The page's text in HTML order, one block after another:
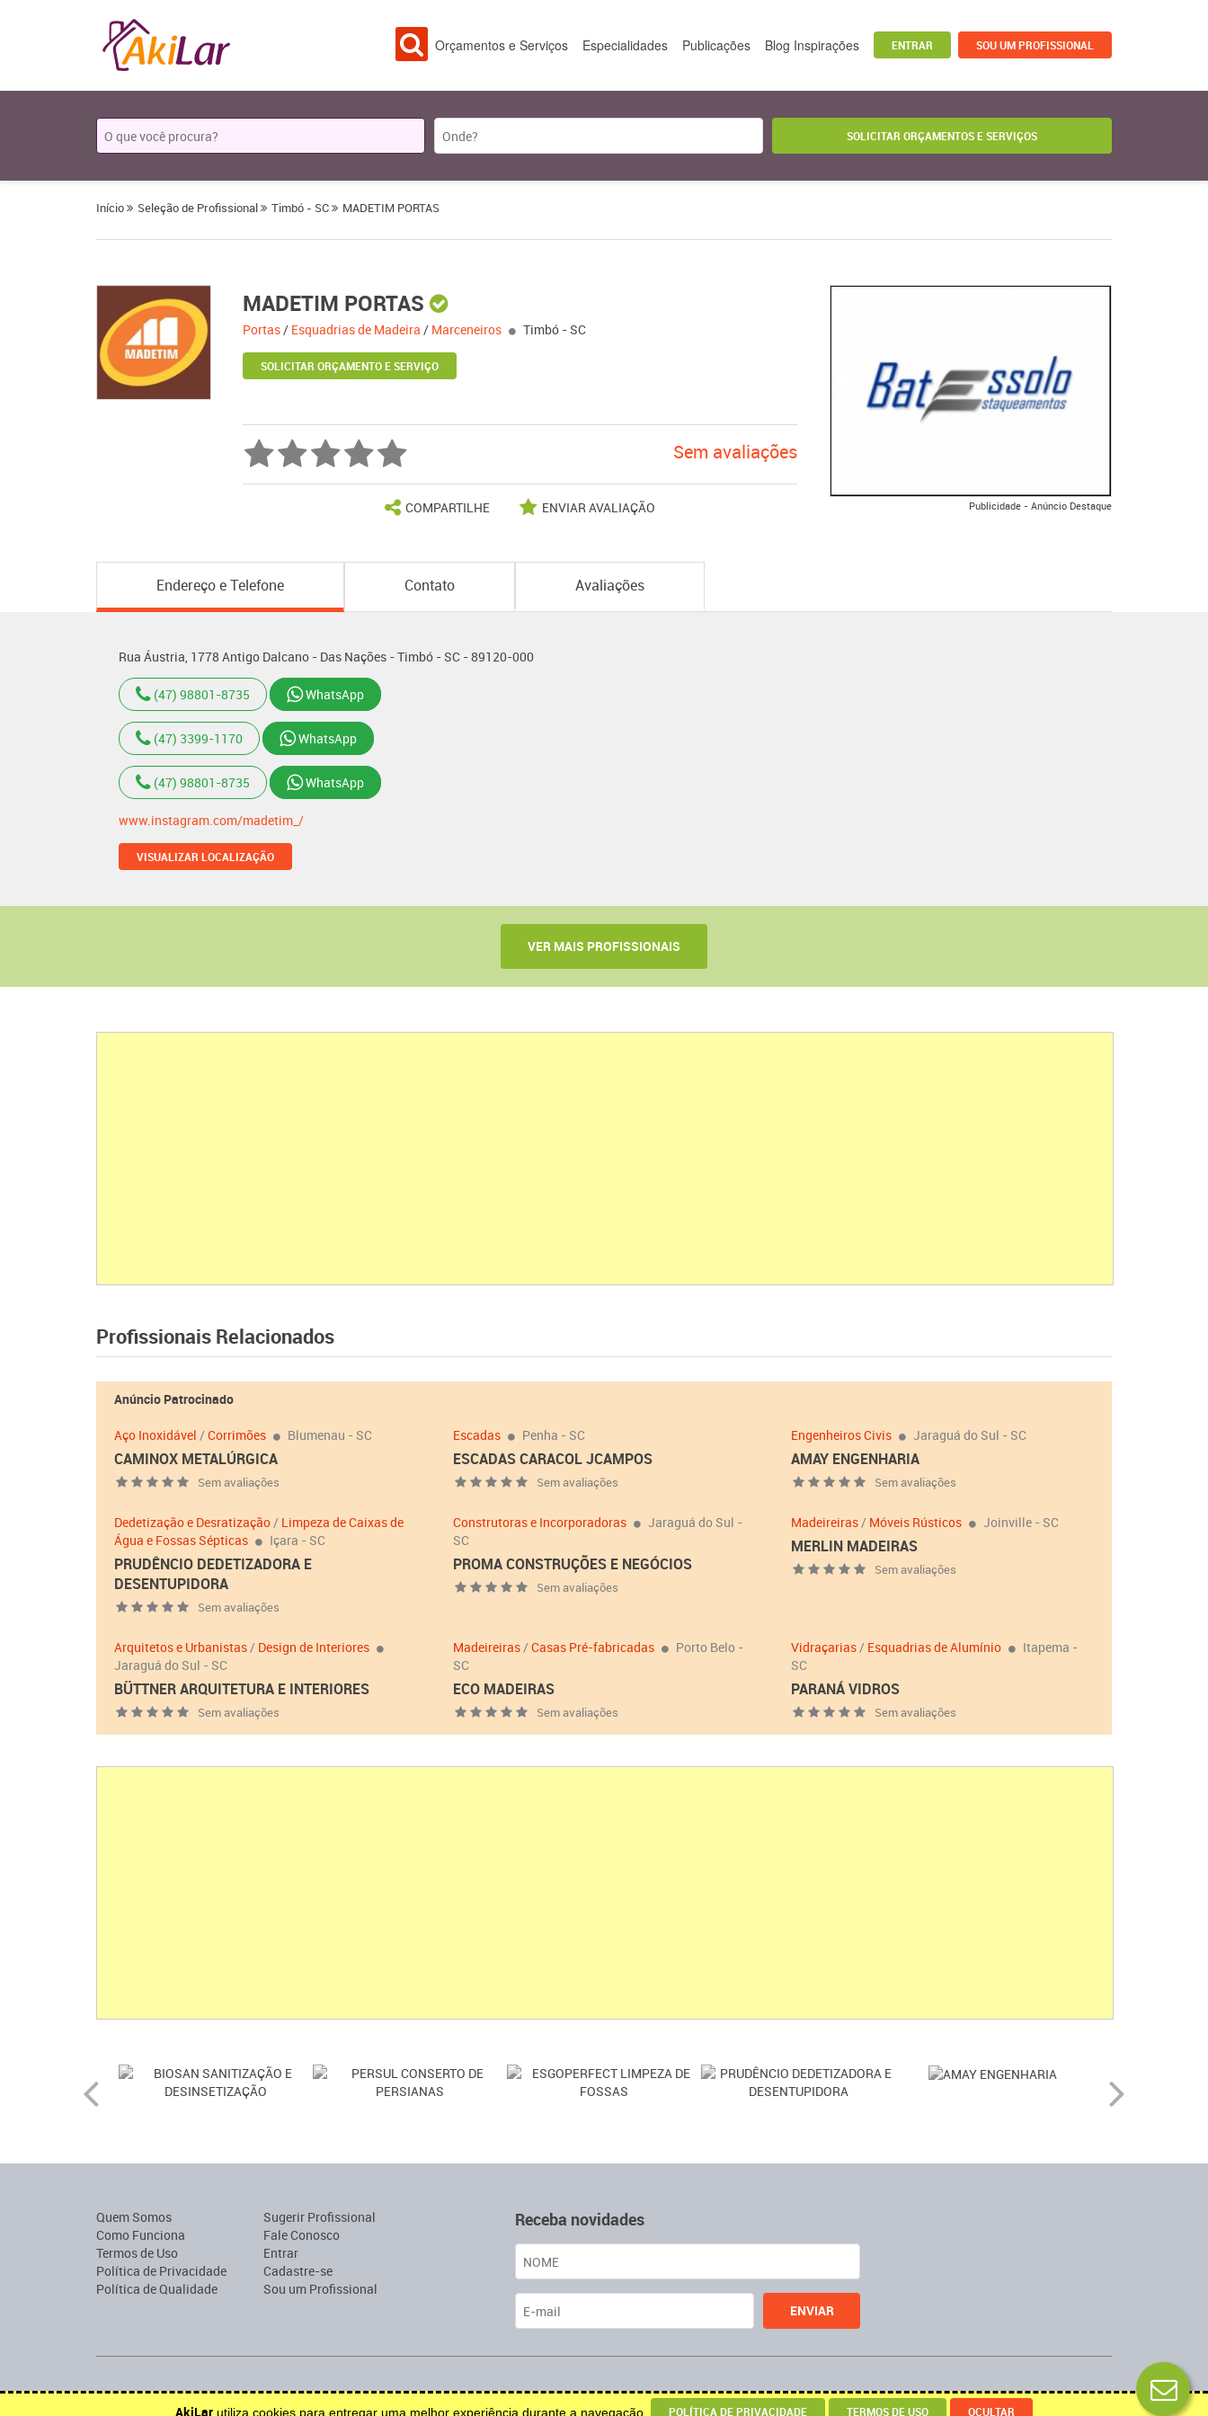
ENTRAR SOU UM PROFISSIONAL
Orçamentos e Serviços Especialidades Publicações Blog Inspirações
Início Seleção de Profissional Timbó - SC MADETIM PORTAS
MADETIM PORTAS
Portas/ Esquadrias de Madeira / Marceneiros Timbó - SC
SOLICITAR ORÇAMENTO E SERVIÇO
Sem avaliações
COMPARTILHE ENVIAR AVALIAÇÃO Publicidade - Anúncio Destaque
Endereço e Telefone Contato Avaliações
Rua Áustria, 1778 Antigo Dalcano - Das Nações - Timbó - SC - 89120-000
(47) 98801-8735 WhatsApp
(47) 3399-1170 WhatsApp
(47) 98801-8735 WhatsApp
www.instagram.com/madetim_/
VISUALIZAR LOCALIZAÇÃO
VER MAIS PROFISSIONAIS
Profissionais Relacionados
Anúncio Patrocinado
Aço Inoxidável /Corrimões Blumenau - SC
CAMINOX METALÚRGICA
Sem avaliações
Escadas Penha - SC
ESCADAS CARACOL JCAMPOS
Sem avaliações
Engenheiros Civis Jaraguá do Sul - SC
AMAY ENGENHARIA
Sem avaliações
Dedetização e Desratização/ Limpeza de Caixas de
Água e Fossas Sépticas
Içara - SC
PRUDÊNCIO DEDETIZADORA E
DESENTUPIDORA
Sem avaliações
Construtoras e Incorporadoras
Jaraguá do Sul -
SC
PROMA CONSTRUÇÕES E NEGÓCIOS
Sem avaliações
Madeireiras/ Móveis Rústicos Joinville - SC
MERLIN MADEIRAS
Sem avaliações
Arquitetos e Urbanistas/ Design de Interiores
Jaraguá do Sul - SC
BÜTTNER ARQUITETURA E INTERIORES
Sem avaliações
Madeireiras/Casas Pré-fabricadas
Porto Belo -
SC
ECO MADEIRAS
Sem avaliações
Vidraçarias/ Esquadrias de Alumínio
Itapema -
SC
PARANÁ VIDROS
Sem avaliações
Quem Somos
Como Funciona
Termos de Uso
Política de Privacidade
Política de Qualidade
Sugerir Profissional
Fale Conosco
Entrar
Cadastre-se
Sou um Profissional
Receba novidades
Encontre profissionais para construção, reforma, mobília ou decoração. Desenvolvido por
AkiLar utiliza cookies para entregar uma melhor experiência durante a navegação. POLÍTICA DE PRIVACIDADE TERMOS DE USO OCULTAR